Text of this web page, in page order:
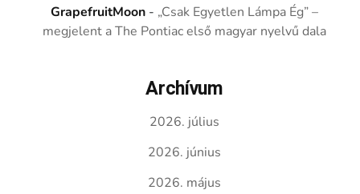
GrapefruitMoon - „Csak Egyetlen Lámpa Ég” –
megjelent a The Pontiac első magyar nyelvű dala
Archívum
2026. július
2026. június
2026. május